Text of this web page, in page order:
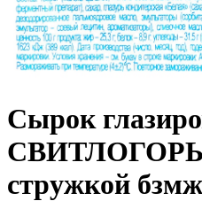
Сырок
стружкой